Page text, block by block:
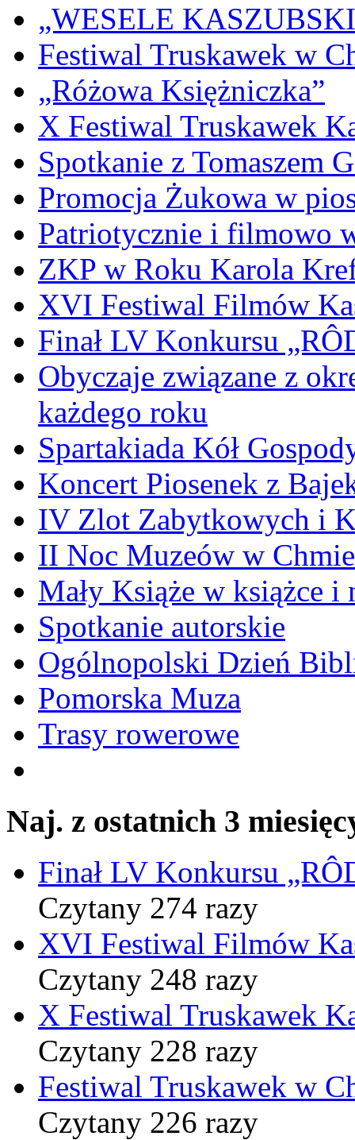
„WESELE
Festiwal Truskawek w
„Różowa Księżniczka”
X Festiwal Truskawek
Spotkanie z Tomaszem
Promocja Żukowa w
Patriotycznie i filmowo
ZKP w Roku Karola
XVI Festiwal Filmów
Finał LV Konkursu
Obyczaje związane z
każdego roku
Spartakiada Kół
Koncert Piosenek z
IV Zlot Zabytkowych i
II Noc Muzeów w
Mały Książe w książce i
Spotkanie autorskie
Ogólnopolski Dzień
Pomorska Muza
Trasy rowerowe
Naj. z ostatnich 3
Finał LV Konkursu
Czytany 274 razy
XVI Festiwal Filmów
Czytany 248 razy
X Festiwal Truskawek
Czytany 228 razy
Festiwal Truskawek w
Czytany 226 razy